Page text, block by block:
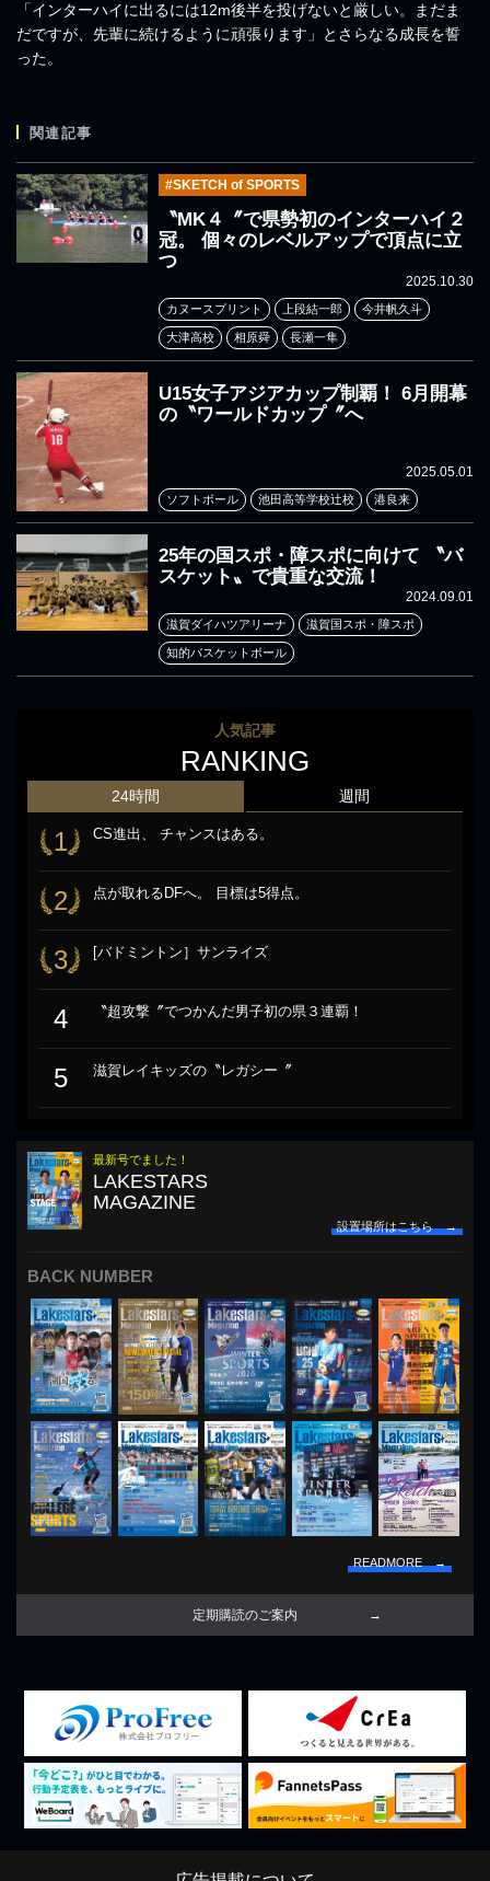
「インターハイに出るには12m後半を投げないと厳しい。まだま
だですが、先輩に続けるように頑張ります」とさらなる成長を誓
った。
関連記事
#SKETCH of SPORTS
〝MK４〞で県勢初のインターハイ２
冠。 個々のレベルアップで頂点に立
つ
2025.10.30
カヌースプリント 上段結一郎 今井帆久斗
大津高校 相原舜 長瀬一隼
U15女子アジアカップ制覇！ 6月開幕
の〝ワールドカップ〞へ
2025.05.01
ソフトボール 池田高等学校辻校 港良来
25年の国スポ・障スポに向けて 〝バ
スケット〟で貴重な交流！
2024.09.01
滋賀ダイハツアリーナ 滋賀国スポ・障スポ
知的バスケットボール
人気記事
RANKING
24時間
1 CS進出、 チャンスはある。
2 点が取れるDFへ。 目標は5得点。
3 [バドミントン］サンライズ
4 〝超攻撃〞でつかんだ男子初の県３連覇！
5 滋賀レイキッズの〝レガシー〞
週間
最新号でました！
LAKESTARS
MAGAZINE
設置場所はこちら →
BACK NUMBER
READMORE →
定期購読のご案内